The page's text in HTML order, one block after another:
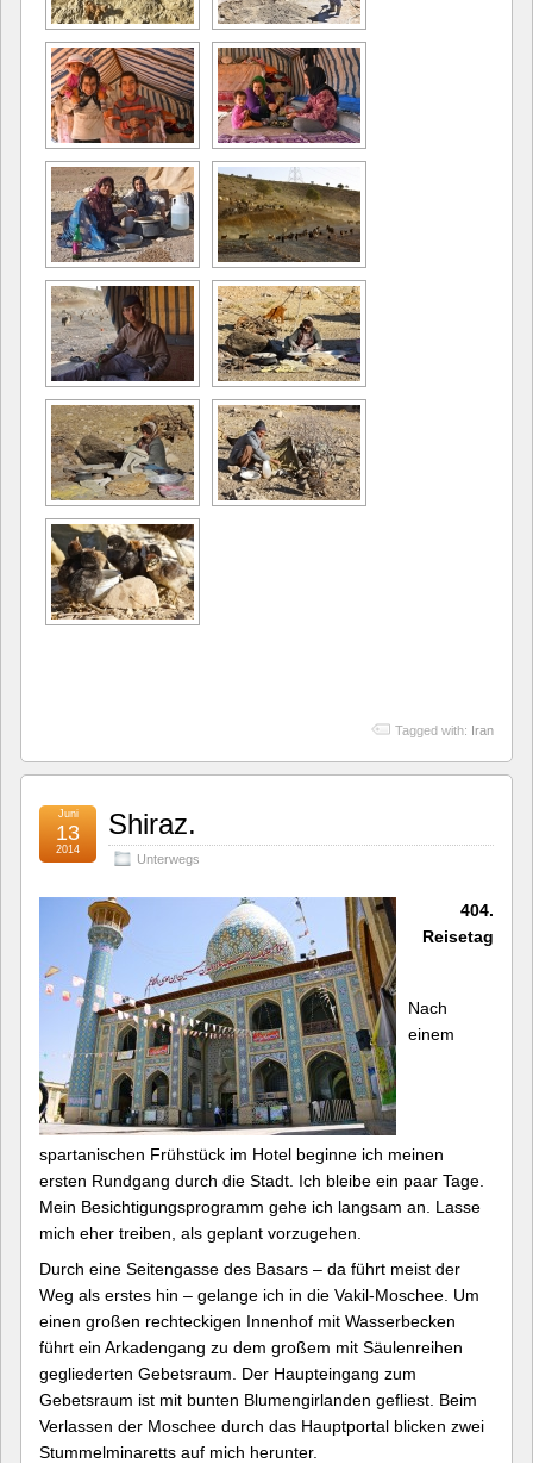
Tagged with: Iran
Shiraz.
Unterwegs
Juni
13
2014
404.
Reisetag
Nach
einem
spartanischen Frühstück im Hotel beginne ich meinen
ersten Rundgang durch die Stadt. Ich bleibe ein paar Tage.
Mein Besichtigungsprogramm gehe ich langsam an. Lasse
mich eher treiben, als geplant vorzugehen.
Durch eine Seitengasse des Basars – da führt meist der
Weg als erstes hin – gelange ich in die Vakil-Moschee. Um
einen großen rechteckigen Innenhof mit Wasserbecken
führt ein Arkadengang zu dem großem mit Säulenreihen
gegliederten Gebetsraum. Der Haupteingang zum
Gebetsraum ist mit bunten Blumengirlanden gefliest. Beim
Verlassen der Moschee durch das Hauptportal blicken zwei
Stummelminaretts auf mich herunter.